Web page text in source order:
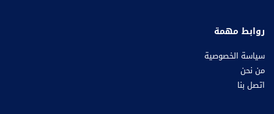
روابط مهمة
سياسة الخصوصية
من نحن
اتصل بنا